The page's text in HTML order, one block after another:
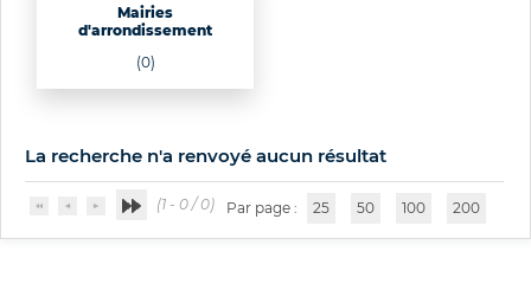
Mairies
d'arrondissement
(0)
La recherche n'a renvoyé aucun résultat
(1 - 0 / 0) Par page : 25 50 100 200